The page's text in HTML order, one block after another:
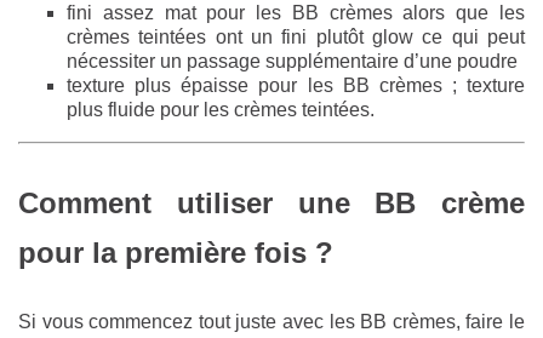
fini assez mat pour les BB crèmes alors que les
crèmes teintées ont un fini plutôt glow ce qui peut
nécessiter un passage supplémentaire d’une poudre
texture plus épaisse pour les BB crèmes ; texture
plus fluide pour les crèmes teintées.
Comment utiliser une BB crème
pour la première fois ?
Si vous commencez tout juste avec les BB crèmes, faire le